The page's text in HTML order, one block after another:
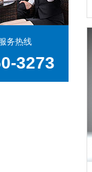
轮除湿机
试验箱
黑科技除湿机用途在哪里，如何选购到合适的工业除湿机
务热线
3273